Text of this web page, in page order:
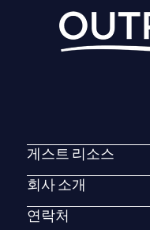
게스트 리소스
회사 소개
연락처